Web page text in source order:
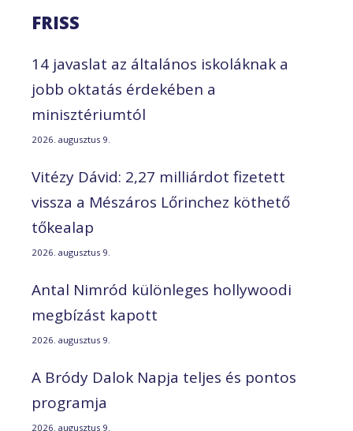
FRISS
14 javaslat az általános iskoláknak a
jobb oktatás érdekében a
minisztériumtól
2026. augusztus 9.
Vitézy Dávid: 2,27 milliárdot fizetett
vissza a Mészáros Lőrinchez köthető
tőkealap
2026. augusztus 9.
Antal Nimród különleges hollywoodi
megbízást kapott
2026. augusztus 9.
A Bródy Dalok Napja teljes és pontos
programja
2026. augusztus 9.